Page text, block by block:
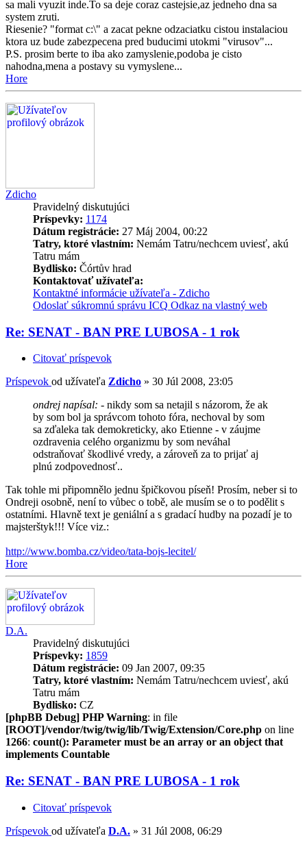
sa mali vyuzit inde.To sa deje coraz castejsie,az jedneho dna sa
system zruti.
Riesenie? "format c:\" a zacat pekne odzaciatku cistou instalaciou
ktora uz bude zabezpecena pred buducimi utokmi "virusov"...
P.S. prosim berte to iba ako zamyslenie,podoba je cisto
nahodna,mena a postavy su vymyslene...
Hore
Zdicho
Pravidelný diskutujúci
Príspevky: 1174
Dátum registrácie: 27 Máj 2004, 00:22
Tatry, ktoré vlastním: Nemám Tatru/nechcem uviesť, akú
Tatru mám
Bydlisko: Čórtův hrad
Kontaktovať užívateľa:
Kontaktné informácie užívateľa - Zdicho
Odoslať súkromnú správu ICQ Odkaz na vlastný web
Re: SENAT - BAN PRE LUBOSA - 1 rok
Citovať príspevok
Príspevok od užívateľa Zdicho » 30 Júl 2008, 23:05
ondrej napísal: - nikdy som sa netajil s názorom, že ak
by som bol ja správcom tohoto fóra, nechoval by som
sa zďaleka tak demokreticky, ako Etienne - v záujme
ozdravenia celého organizmu by som neváhal
odstraňovať škodlivé vredy, a zároveň za to prijať aj
plnú zodpovednosť..
Tak tohle mi připomnělo jednu špičkovou píseň! Prosím, neber si to
Ondreji osobně, není to vůbec o tobě, ale musím se o to podělit s
ostatními. Hlavně text je geniální a s gradací hudby na pozadí je to
majsterštyk!!! Více viz.:
http://www.bomba.cz/video/tata-bojs-lecitel/
Hore
D.A.
Pravidelný diskutujúci
Príspevky: 1859
Dátum registrácie: 09 Jan 2007, 09:35
Tatry, ktoré vlastním: Nemám Tatru/nechcem uviesť, akú
Tatru mám
Bydlisko: CZ
[phpBB Debug] PHP Warning: in file
[ROOT]/vendor/twig/twig/lib/Twig/Extension/Core.php on line
1266: count(): Parameter must be an array or an object that
implements Countable
Re: SENAT - BAN PRE LUBOSA - 1 rok
Citovať príspevok
Príspevok od užívateľa D.A. » 31 Júl 2008, 06:29